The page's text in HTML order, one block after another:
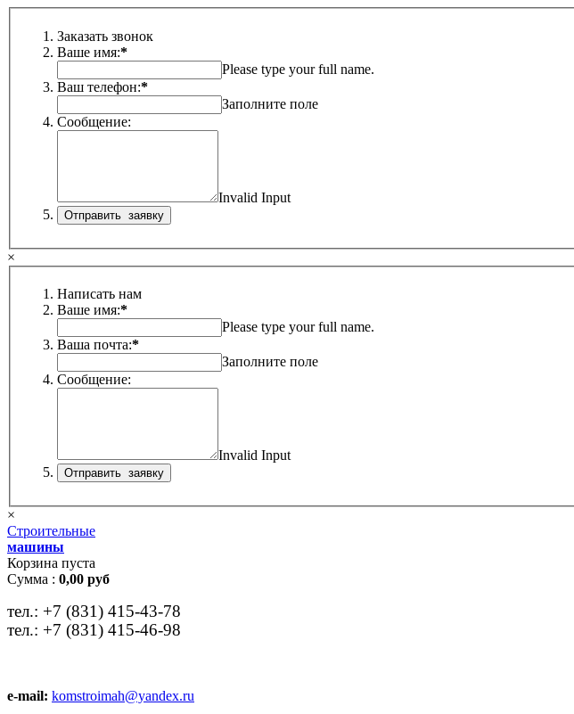
Заказать звонок
Ваше имя:*
Please type your full name.
Ваш телефон:*
Заполните поле
Сообщение:
Invalid Input
×
Написать нам
Ваше имя:*
Please type your full name.
Ваша почта:*
Заполните поле
Сообщение:
Invalid Input
×
Строительные
машины
Корзина пуста
Сумма : 0,00 руб
тел.: +7 (831) 415-43-78
тел.: +7 (831) 415-46-98
e-mail: komstroimah@yandex.ru